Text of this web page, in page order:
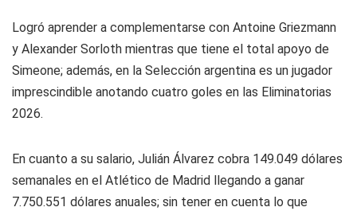
Logró aprender a complementarse con Antoine Griezmann
y Alexander Sorloth mientras que tiene el total apoyo de
Simeone; además, en la Selección argentina es un jugador
imprescindible anotando cuatro goles en las Eliminatorias
2026.
En cuanto a su salario, Julián Álvarez cobra 149.049 dólares
semanales en el Atlético de Madrid llegando a ganar
7.750.551 dólares anuales; sin tener en cuenta lo que